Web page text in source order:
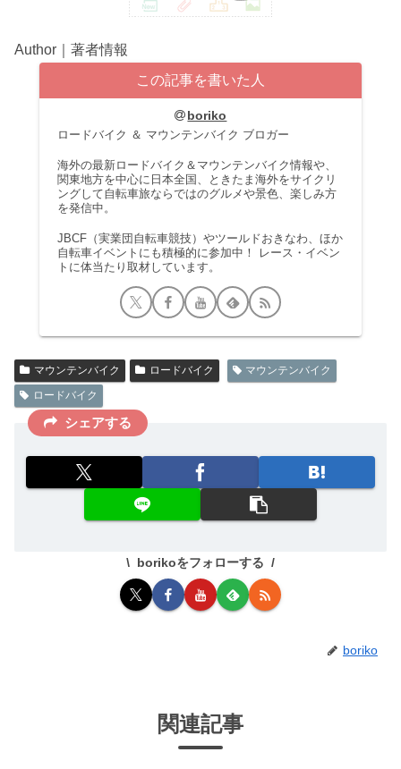
Author｜著者情報
この記事を書いた人
boriko
ロードバイク ＆ マウンテンバイク ブロガー
海外の最新ロードバイク＆マウンテンバイク情報や、
関東地方を中心に日本全国、ときたま海外をサイクリ
ングして自転車旅ならではのグルメや景色、楽しみ方
を発信中。
JBCF（実業団自転車競技）やツールドおきなわ、ほか
自転車イベントにも積極的に参加中！ レース・イベン
トに体当たり取材しています。
マウンテンバイク ロードバイク
マウンテンバイク
ロードバイク
シェアする
borikoをフォローする
boriko
関連記事